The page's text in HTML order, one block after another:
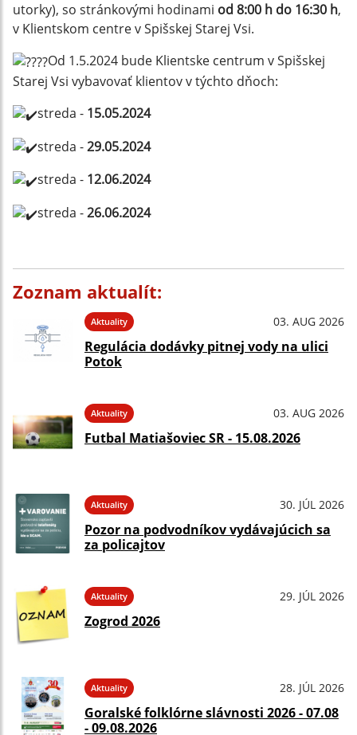
utorky), so stránkovými hodinami od 8:00 h do 16:30 h,
v Klientskom centre v Spišskej Starej Vsi.
Od 1.5.2024 bude Klientske centrum v Spišskej
Starej Vsi vybavovať klientov v týchto dňoch:
streda - 15.05.2024
streda -29.05.2024
streda - 12.06.2024
streda -26.06.2024
Zoznam aktualít:
Aktuality 03. AUG 2026
Regulácia dodávky pitnej vody na ulici
Potok
Aktuality 03. AUG 2026
Futbal Matiašoviec SR - 15.08.2026
Aktuality 30. JÚL 2026
Pozor na podvodníkov vydávajúcich sa
za policajtov
Aktuality 29. JÚL 2026
Zogrod 2026
Aktuality 28. JÚL 2026
Goralské folklórne slávnosti 2026 - 07.08
- 09.08.2026